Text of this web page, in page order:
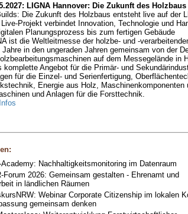
LIGNA Hannover: Die Zukunft des
Die Zukunft des Holzbaus entsteht live auf der
Projekt verbindet Innovation, Technologie und
Planungsprozess bis zum fertigen Gebäude
ist die Weltleitmesse der holzbe- und -
in den ungeraden Jahren gemeinsam von der
auf dem Messegelände in
komplette Angebot für die Primär- und
für die Einzel- und Serienfertigung,
Energie aus Holz, Maschinenkomponenten
und Anlagen für die Forsttechnik.
Academy: Nachhaltigkeitsmonitoring im Datenraum
Forum 2026: Gemeinsam gestalten - Ehrenamt und
in ländlichen Räumen
Webinar Corporate Citizenship im lokalen
gemeinsam denken